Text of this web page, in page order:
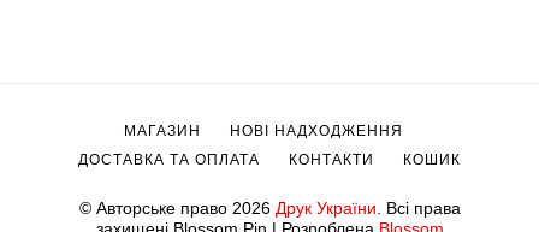
© Авторське право 2026 Друк України . Всі права
МАГАЗИН
НОВІ НАДХОДЖЕННЯ
ДОСТАВКА ТА ОПЛАТА
КОНТАКТИ КОШИК